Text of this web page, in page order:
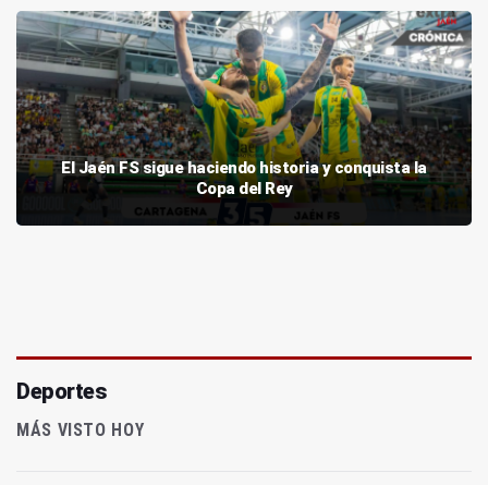
El Jaén FS sigue haciendo historia y conquista la
Copa del Rey
Deportes
MÁS VISTO HOY